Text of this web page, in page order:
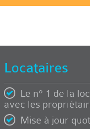
Locataires
Le n° 1 de la
avec les
Mise à jour